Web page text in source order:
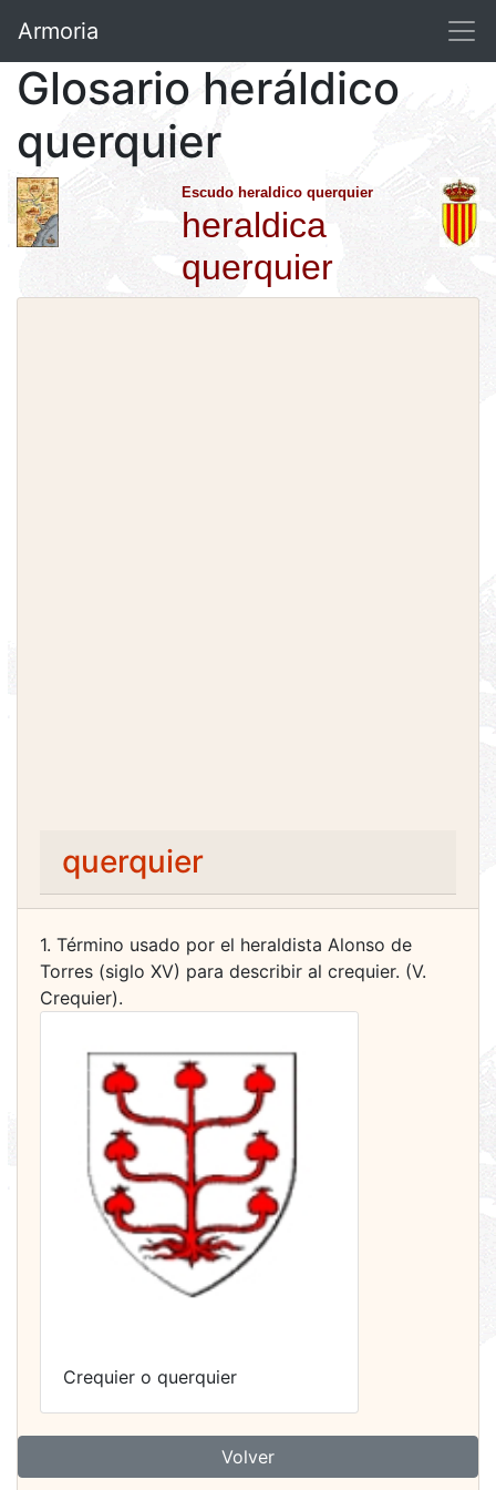
Armoria
Glosario heráldico
querquier
Escudo heraldico querquier
heraldica
querquier
querquier
1. Término usado por el heraldista Alonso de
Torres (siglo XV) para describir al crequier. (V.
Crequier).
Crequier o querquier
Volver